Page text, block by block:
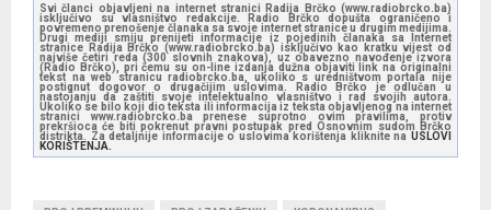
Svi članci objavljeni na internet stranici Radija Brčko (www.radiobrcko.ba)
isključivo su vlasništvo redakcije. Radio Brčko dopušta ograničeno i
povremeno prenošenje članaka sa svoje internet stranice u drugim medijima.
Drugi mediji smiju prenijeti informacije iz pojedinih članaka sa Internet
stranice Radija Brčko (www.radiobrcko.ba) isključivo kao kratku vijest od
najviše četiri reda (300 slovnih znakova), uz obavezno navođenje izvora
(Radio Brčko), pri čemu su on-line izdanja dužna objaviti link na originalni
tekst na web stranicu radiobrcko.ba, ukoliko s uredništvom portala nije
postignut dogovor o drugačijim uslovima. Radio Brčko je odlučan u
nastojanju da zaštiti svoje intelektualno vlasništvo i rad svojih autora.
Ukoliko se bilo koji dio teksta ili informacija iz teksta objavljenog na internet
stranici www.radiobrcko.ba prenese suprotno ovim pravilima, protiv
prekršioca će biti pokrenut pravni postupak pred Osnovnim sudom Brčko
distrikta. Za detaljnije informacije o uslovima korištenja kliknite na USLOVI
KORIŠTENJA.